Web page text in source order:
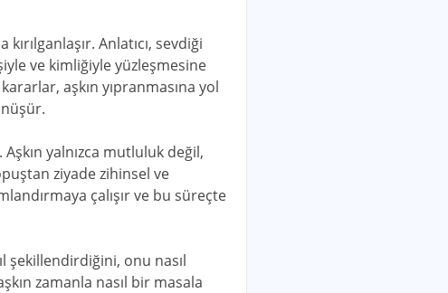
Anlatıcı, sevdiği
ve kimliğiyle yüzleşmesine
aşkın yıpranmasına yol
Aşkın yalnızca mutluluk değil,
ziyade zihinsel ve
çalışır ve bu süreçte
şekillendirdiğini, onu nasıl
zamanla nasıl bir masala